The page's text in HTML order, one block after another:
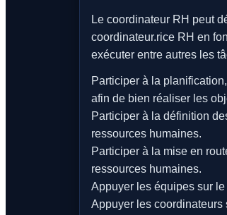
Le coordinateur RH peut
coordinateur.rice RH en
exécuter entre autres les
Participer à la
afin de bien réaliser les
Participer à la définition
ressources humaines.
Participer à la mise en
ressources humaines.
Appuyer les équipes sur
Appuyer les coordinateurs